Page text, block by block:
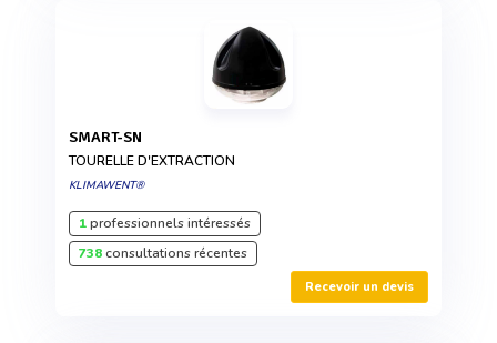
SMART-SN
TOURELLE D'EXTRACTION
KLIMAWENT®
1professionnels intéressés
738consultations récentes
Recevoir un devis